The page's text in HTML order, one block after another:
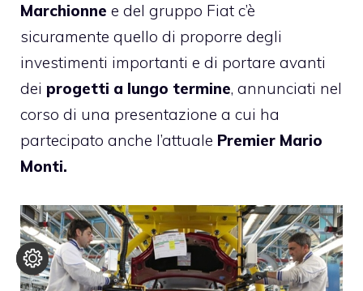
Marchionne e del gruppo Fiat c’è
sicuramente quello di proporre degli
investimenti importanti e di portare avanti
dei progetti a lungo termine, annunciati nel
corso di una presentazione a cui ha
partecipato anche l’attuale Premier Mario
Monti.